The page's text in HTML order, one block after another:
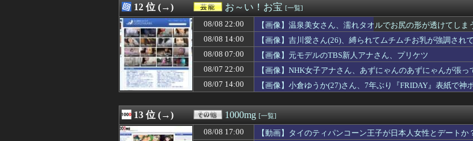
08/08 21:50
左ハンドル車のデメリット、意外と少ない
08/08 21:50
中国国防省、海自イージス艦のトマホーク実射試験を批判「国際社会は新
08/08 21:49
【画像】ゴールドジムにエチエチな格好した女が現れるｗｗｗｗｗｗｗｗ
08/08 21:49
大人になって好きになる物や良さが分かる物といえば？
08/08 21:48
【画像】王様のブランチの長谷川美月さんの胸が意外とある件
08/08 21:48
【朗報】ジョジョのジョセフさん「努力C才能A血統S」←コイツが人気あ
08/08 21:48
ベビーグッズで役立った物
08/08 21:47
【悲報】バスローブ着てタバコ吸いながら記者会見する奴ｗｗｗｗｗｗｗ
08/08 21:47
ドタキャン常習犯の友だち。1ヶ月前から遊ぶ約束をしていたのに、5日前
08/08 21:47
同僚数名とのカラオケについてきた特に仲良くないA。部屋に入って早々「
08/08 21:47
彼氏・夫がいるけど男性恐怖症
08/08 21:47
職場にピンクのトップスを着ていったらみんなのいる前で後輩が「なんで
12 位 (→) お～い！お宝 [一覧]
08/08 22:00
【画像】温泉美女さん、濡れタオルでお尻の形が透けてしま
08/08 14:00
【画像】吉川愛さん(26)、縛られてムチムチお乳が強調され
08/08 07:00
【画像】元モデルのTBS新人アナさん、プリケツ
08/07 22:00
【画像】NHK女子アナさん、あずにゃんのあずにゃんが張っ
08/07 14:00
【画像】小倉ゆうか(27)さん、7年ぶり『FRIDAY』表紙で神
13 位 (→) 1000mg [一覧]
08/08 17:00
【動画】タイのティパンコーン王子が日本人女性とデートか